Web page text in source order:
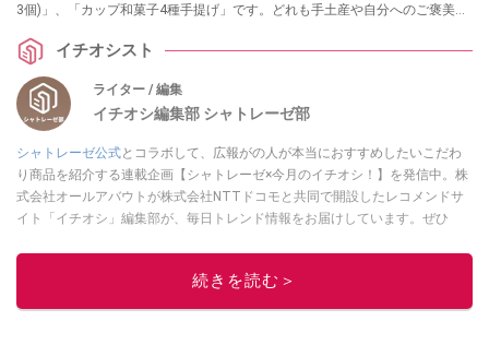
3個)」、「カップ和菓子4種手提げ」です。どれも手土産や自分へのご褒美と
イチオシスト
ライター / 編集
イチオシ編集部 シャトレーゼ部
シャトレーゼ公式とコラボして、広報がの人が本当におすすめしたいこだわ
り商品を紹介する連載企画【シャトレーゼ×今月のイチオシ！】を発信中。株
式会社オールアバウトが株式会社NTTドコモと共同で開設したレコメンドサ
イト「イチオシ」編集部が、毎日トレンド情報をお届けしています。ぜひ
このイチオシストの他の記事を読む
続きを読む＞